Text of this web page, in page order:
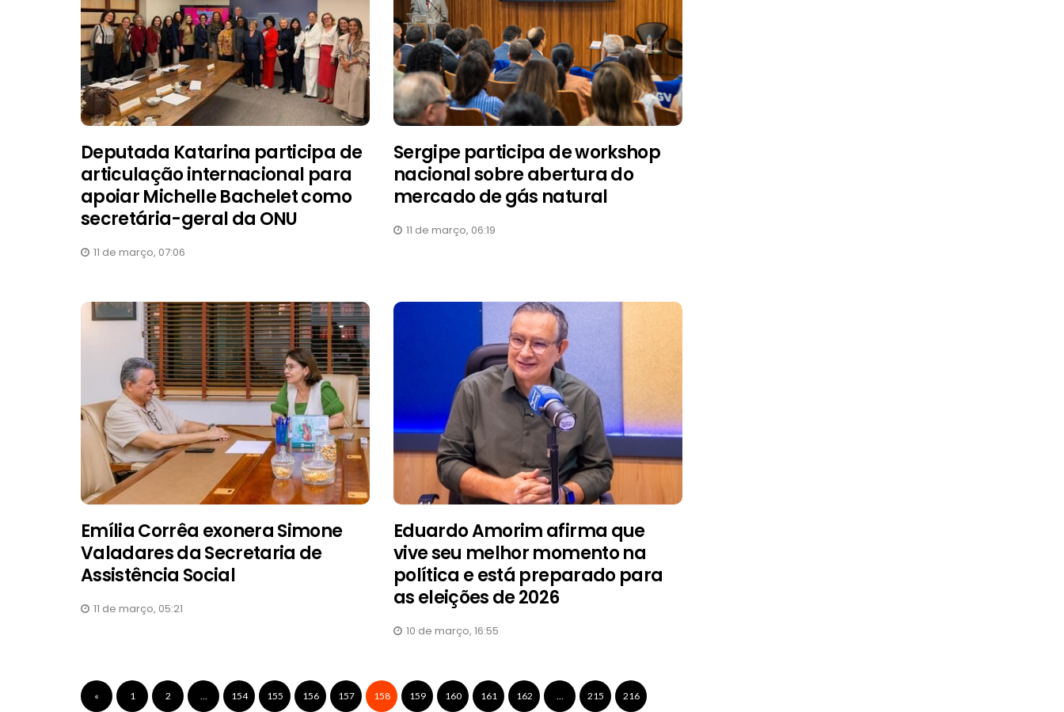
Deputada Katarina participa de
articulação internacional para
apoiar Michelle Bachelet como
secretária-geral da ONU
11 de março, 07:06
Sergipe participa de workshop
nacional sobre abertura do
mercado de gás natural
11 de março, 06:19
Emília Corrêa exonera Simone
Valadares da Secretaria de
Assistência Social
11 de março, 05:21
Eduardo Amorim afirma que
vive seu melhor momento na
política e está preparado para
as eleições de 2026
10 de março, 16:55
« 1 2 … 154 155 156 157 158 159 160 161 162 … 215 216